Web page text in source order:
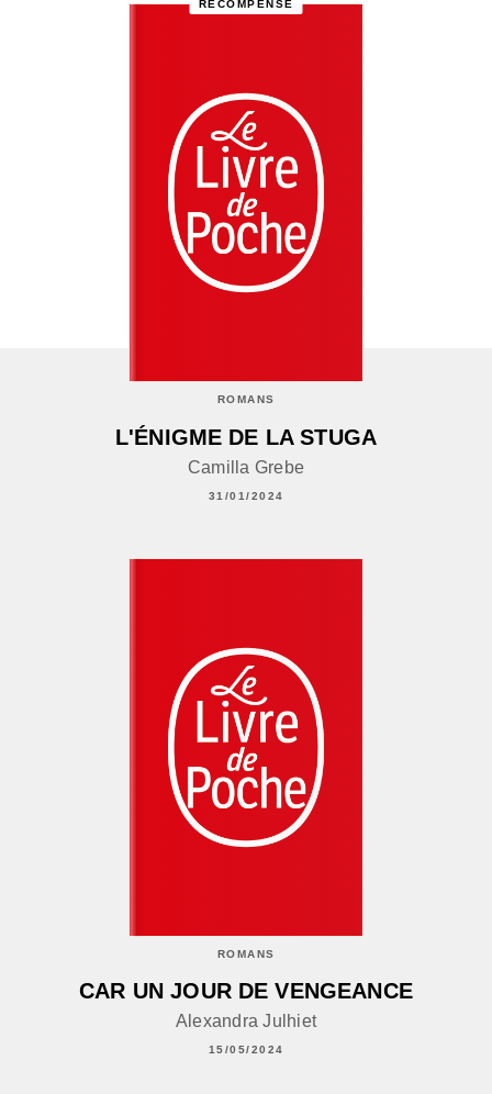
RÉCOMPENSÉ
ROMANS
L'ÉNIGME DE LA STUGA
Camilla Grebe
31/01/2024
ROMANS
CAR UN JOUR DE VENGEANCE
Alexandra Julhiet
15/05/2024